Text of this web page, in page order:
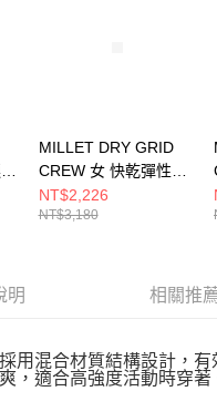
MILLET DRY GRID
CREW 女 快乾彈性長
袖上衣
MIV02047N8637
NT$2,226
NT$3,180
明 相關推
用混合材質結構設計，有
，適合高強度活動時穿著